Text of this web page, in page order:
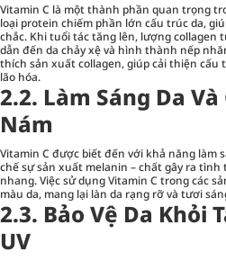
Vitamin C là một thành phần quan trọng
loại protein chiếm phần lớn cấu trúc da,
chắc. Khi tuổi tác tăng lên, lượng collagen
dẫn đến da chảy xệ và hình thành nếp
thích sản xuất collagen, giúp cải thiện cấu
lão hóa.
2.2. Làm Sáng Da
Nám
Vitamin C được biết đến với khả năng làm
chế sự sản xuất melanin – chất gây ra
nhang. Việc sử dụng Vitamin C trong các
màu da, mang lại làn da rạng rỡ và tươi
2.3. Bảo Vệ Da Khỏi
UV